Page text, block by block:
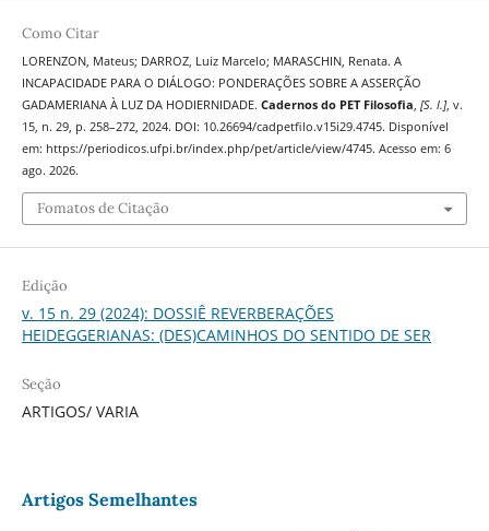
Como Citar
LORENZON, Mateus; DARROZ, Luiz Marcelo; MARASCHIN, Renata. A
INCAPACIDADE PARA O DIÁLOGO: PONDERAÇÕES SOBRE A ASSERÇÃO
GADAMERIANA À LUZ DA HODIERNIDADE. Cadernos do PET Filosofia [S. l.], v.
15, n. 29, p. 258–272, 2024. DOI: 10.26694/cadpetfilo.v15i29.4745. Disponível
em: https://periodicos.ufpi.br/index.php/pet/article/view/4745. Acesso em: 6
ago. 2026.
Fomatos de Citação
Edição
v. 15 n. 29 (2024): DOSSIÊ REVERBERAÇÕES
HEIDEGGERIANAS: (DES)CAMINHOS DO SENTIDO DE SER
Seção
ARTIGOS/ VARIA
Artigos Semelhantes